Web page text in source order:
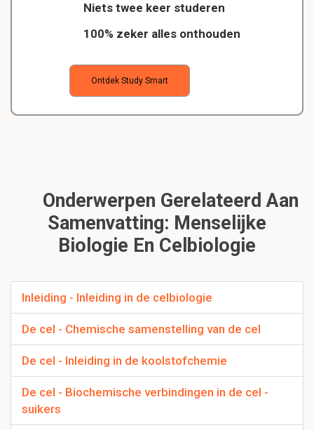
Niets twee keer studeren
100% zeker alles onthouden
Ontdek Study Smart
Onderwerpen Gerelateerd Aan
Samenvatting: Menselijke
Biologie En Celbiologie
Inleiding - Inleiding in de celbiologie
De cel - Chemische samenstelling van de cel
De cel - Inleiding in de koolstofchemie
De cel - Biochemische verbindingen in de cel -
suikers